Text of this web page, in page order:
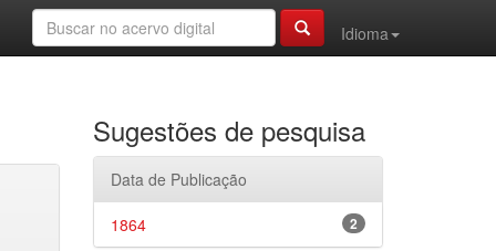
Idioma
Sugestões de pesquisa
Data de Publicação
2
1864